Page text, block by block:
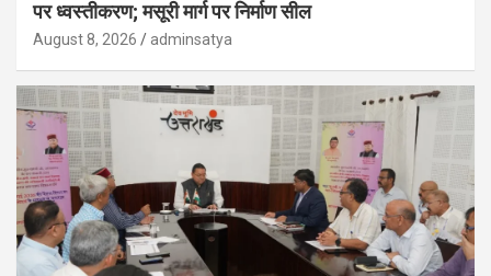
पर ध्वस्तीकरण; मसूरी मार्ग पर निर्माण सील
August 8, 2026 adminsatya